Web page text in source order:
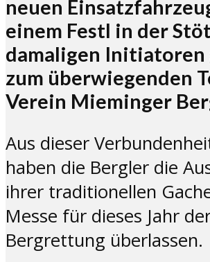
neuen
einem Festl in der
damaligen Initiatoren
zum überwiegenden
Verein Mieminger
Aus dieser
haben die Bergler die
ihrer traditionellen
Messe für dieses Jahr
Bergrettung überlassen.